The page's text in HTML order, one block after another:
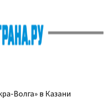
Волга» в Казани